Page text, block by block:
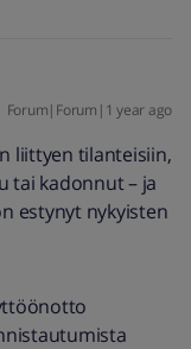
Forum|Forum|1 year ago
liittyen tilanteisiin,
tai kadonnut – ja
estynyt nykyisten